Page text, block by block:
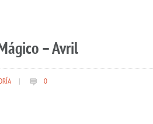
– Avril
0